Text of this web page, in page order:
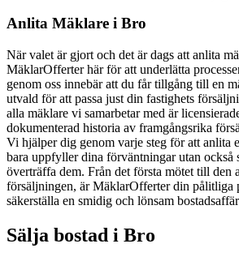
Anlita Mäklare i Bro
När valet är gjort och det är dags att anlita
MäklarOfferter här för att underlätta
genom oss innebär att du får tillgång till en
utvald för att passa just din fastighets
alla mäklare vi samarbetar med är
dokumenterad historia av framgångsrika
Vi hjälper dig genom varje steg för att anlita
bara uppfyller dina förväntningar utan också
överträffa dem. Från det första mötet till den
försäljningen, är MäklarOfferter din pålitliga
säkerställa en smidig och lönsam
Sälja bostad i Bro